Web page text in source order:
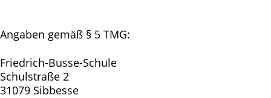
Angaben gemäß § 5 TMG:
Friedrich-Busse-Schule
Schulstraße 2
31079 Sibbesse